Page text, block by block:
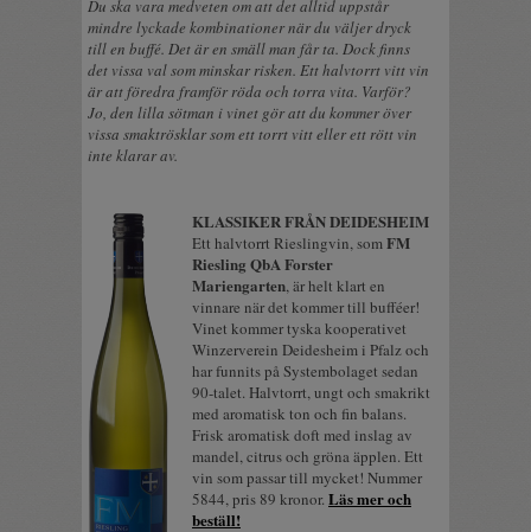
Du ska vara medveten om att det alltid uppstår
mindre lyckade kombinationer när du väljer dryck
till en buffé. Det är en smäll man får ta. Dock finns
det vissa val som minskar risken. Ett halvtorrt vitt vin
är att föredra framför röda och torra vita. Varför?
Jo, den lilla sötman i vinet gör att du kommer över
vissa smaktrösklar som ett torrt vitt eller ett rött vin
inte klarar av.
KLASSIKER FRÅN DEIDESHEIM
Ett halvtorrt Rieslingvin, somFM
Riesling QbA Forster
Mariengarten, är helt klart en
vinnare när det kommer till bufféer!
Vinet kommer tyska kooperativet
Winzerverein Deidesheim i Pfalz och
har funnits på Systembolaget sedan
90-talet. Halvtorrt, ungt och smakrikt
med aromatisk ton och fin balans.
Frisk aromatisk doft med inslag av
mandel, citrus och gröna äpplen. Ett
vin som passar till mycket! Nummer
5844, pris 89 kronor. Läs mer och
beställ!